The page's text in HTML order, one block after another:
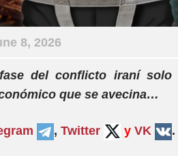
8, 2026
del conflicto iraní solo
que se avecina…
, Twitter y VK .